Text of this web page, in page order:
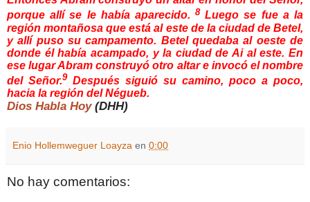
porque allí se le había aparecido.8 Luego se fue a la
región montañosa que está al este de la ciudad de Betel,
y allí puso su campamento. Betel quedaba al oeste de
donde él había acampado, y la ciudad de Ai al este. En
ese lugar Abram construyó otro altar e invocó el nombre
del Señor.9 Después siguió su camino, poco a poco,
hacia la región del Négueb.
Dios Habla Hoy(DHH)
Enio Hollemweguer Loayza en 0:00
No hay comentarios: